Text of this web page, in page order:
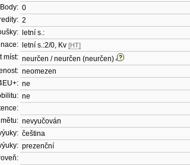
Body: 0
2
letní s.:
letní s.:2/0, Kv [HT]
míst: neurčen / neurčen (neurčen)
neomezen
ne
ne
nevyučován
čeština
prezenční